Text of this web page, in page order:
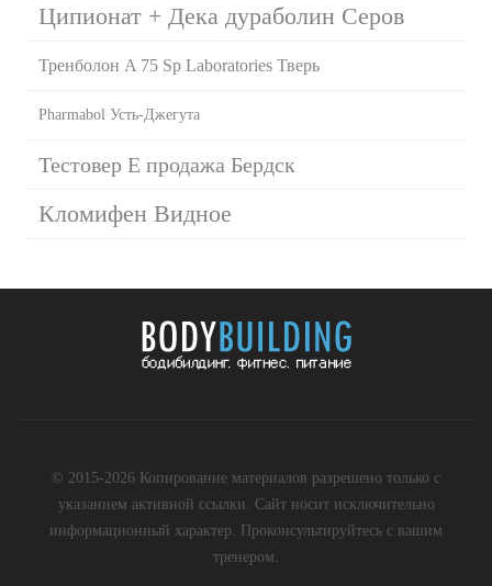
Ципионат + Дека дураболин Серов
Тренболон A 75 Sp Laboratories Тверь
Pharmabol Усть-Джегута
Тестовер Е продажа Бердск
Кломифен Видное
© 2015-2026 Копирование материалов разрешено только с
указанием активной ссылки. Сайт носит исключительно
информационный характер. Проконсультируйтесь с вашим
тренером.